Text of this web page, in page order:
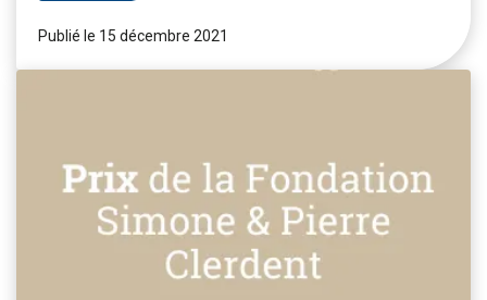
Publié le 15 décembre 2021